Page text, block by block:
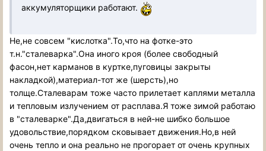
аккумуляторщики работают.
Не,не совсем "кислотка".То,что на фотке-это
т.н."сталеварка".Она иного кроя (более свободный
фасон,нет карманов в куртке,пуговицы закрыты
накладкой),материал-тот же (шерсть),но
толще.Сталеварам тоже часто прилетает каплями металла
и тепловым излучением от расплава.Я тоже зимой работаю
в "сталеварке".Да,двигаться в ней-не шибко большое
удовольствие,порядком сковывает движения.Но,в ней
очень тепло и она реально не прогорает от очень крупных